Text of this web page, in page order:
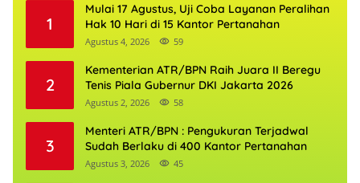
1
Mulai 17 Agustus, Uji Coba Layanan Peralihan
Hak 10 Hari di 15 Kantor Pertanahan
Agustus 4, 2026 59
2
Kementerian ATR/BPN Raih Juara II Beregu
Tenis Piala Gubernur DKI Jakarta 2026
Agustus 2, 2026 58
3
Menteri ATR/BPN : Pengukuran Terjadwal
Sudah Berlaku di 400 Kantor Pertanahan
Agustus 3, 2026 45